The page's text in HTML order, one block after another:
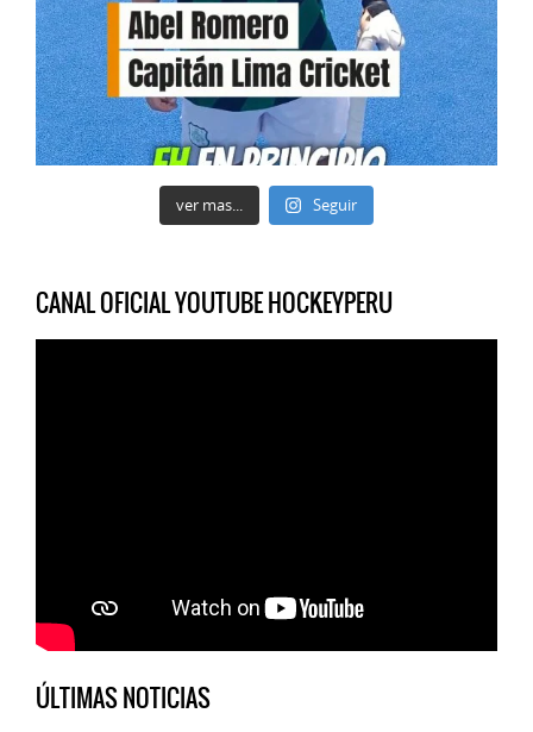
ver mas... Seguir
CANAL OFICIAL YOUTUBE HOCKEYPERU
ÚLTIMAS NOTICIAS